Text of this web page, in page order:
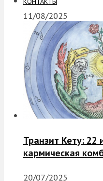
11/08/2025
Транзит Кету: 22
кармическая
20/07/2025